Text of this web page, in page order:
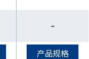
-
产品规格